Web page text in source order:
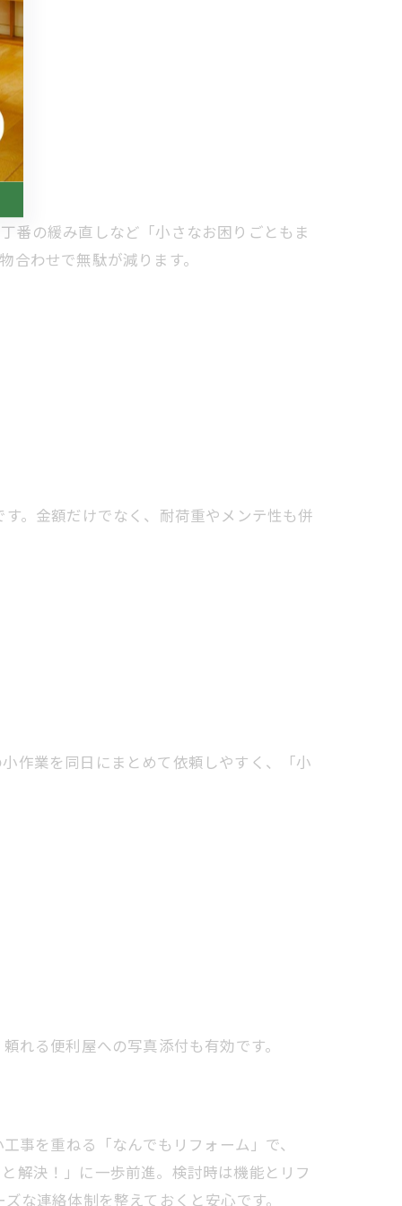
番の緩み直しなど「小さなお困りごともま
わせで無駄が減ります。
。金額だけでなく、耐荷重やメンテ性も併
作業を同日にまとめて依頼しやすく、「小
れる便利屋への写真添付も有効です。
事を重ねる「なんでもリフォーム」で、
解決！」に一歩前進。検討時は機能とリフ